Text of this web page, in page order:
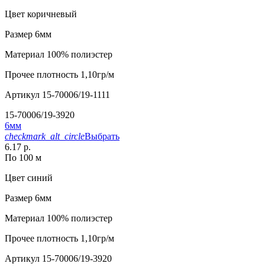
Цвет коричневый
Размер 6мм
Материал 100% полиэстер
Прочее плотность 1,10гр/м
Артикул 15-70006/19-1111
15-70006/19-3920
6мм
checkmark_alt_circleВыбрать
6.17 р.
По 100 м
Цвет синий
Размер 6мм
Материал 100% полиэстер
Прочее плотность 1,10гр/м
Артикул 15-70006/19-3920